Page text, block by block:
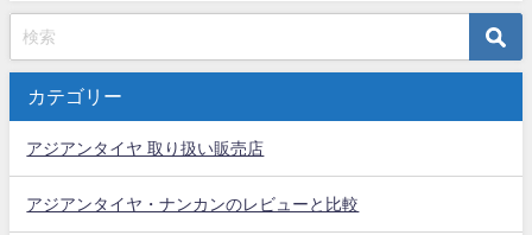
カテゴリー
アジアンタイヤ 取り扱い販売店
アジアンタイヤ・ナンカンのレビューと比較